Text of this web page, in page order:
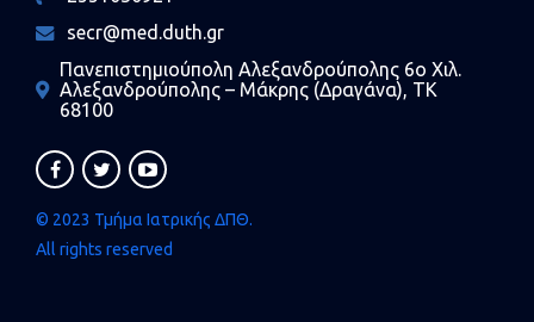
secr@med.duth.gr
Πανεπιστημιούπολη Αλεξανδρούπολης 6ο Χιλ.
Αλεξανδρούπολης – Μάκρης (Δραγάνα), ΤΚ
68100
© 2023 Τμήμα Ιατρικής ΔΠΘ.
All rights reserved